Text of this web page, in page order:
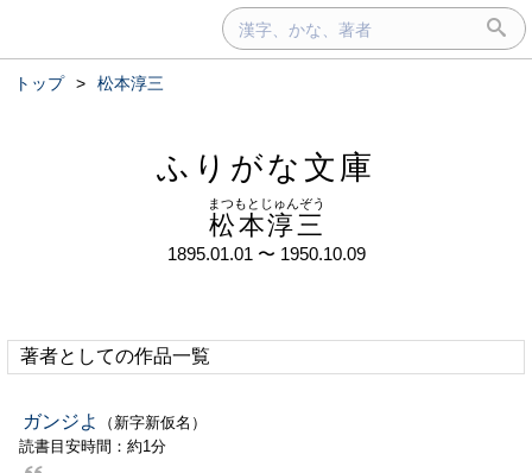
トップ > 松本淳三
ふりがな文庫
松本淳三
まつもとじゅんぞう
1895.01.01 〜 1950.10.09
著者としての作品一覧
ガンジよ
（新字新仮名）
読書目安時間：約1分